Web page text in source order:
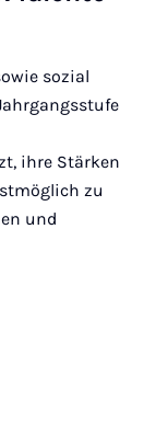
sozial
ihre Stärken
zu
und